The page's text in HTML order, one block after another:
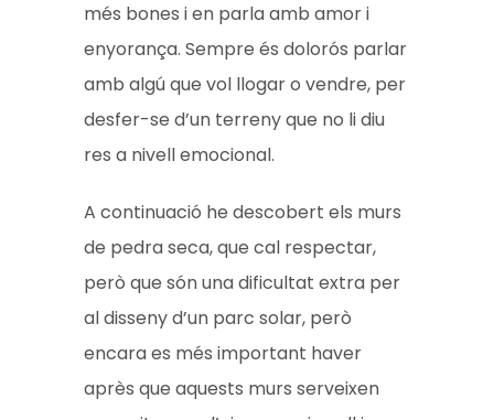
més bones i en parla amb amor i
enyorança. Sempre és dolorós parlar
amb algú que vol llogar o vendre, per
desfer-se d’un terreny que no li diu
res a nivell emocional.
A continuació he descobert els murs
de pedra seca, que cal respectar,
però que són una dificultat extra per
al disseny d’un parc solar, però
encara es més important haver
après que aquests murs serveixen